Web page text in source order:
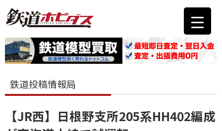
鉄道投稿情報局
【JR西】日根野支所205系HH402編成